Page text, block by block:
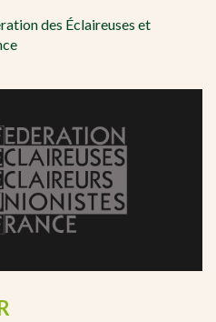
des Éclaireuses et